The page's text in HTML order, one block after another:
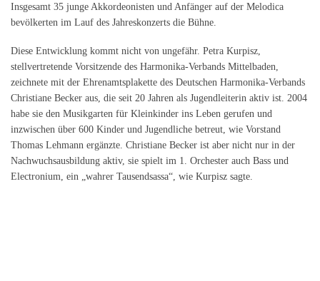
Insgesamt 35 junge Akkordeonisten und Anfänger auf der Melodica
bevölkerten im Lauf des Jahreskonzerts die Bühne.
Diese Entwicklung kommt nicht von ungefähr. Petra Kurpisz,
stellvertretende Vorsitzende des Harmonika-Verbands Mittelbaden,
zeichnete mit der Ehrenamtsplakette des Deutschen Harmonika-Verbands
Christiane Becker aus, die seit 20 Jahren als Jugendleiterin aktiv ist. 2004
habe sie den Musikgarten für Kleinkinder ins Leben gerufen und
inzwischen über 600 Kinder und Jugendliche betreut, wie Vorstand
Thomas Lehmann ergänzte. Christiane Becker ist aber nicht nur in der
Nachwuchsausbildung aktiv, sie spielt im 1. Orchester auch Bass und
Electronium, ein „wahrer Tausendsassa“, wie Kurpisz sagte.